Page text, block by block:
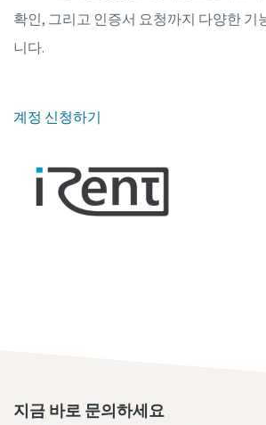
확인, 그리고 인증서 요청까지 다양한 기
니다.
계정 신청하기
지금 바로 문의하세요